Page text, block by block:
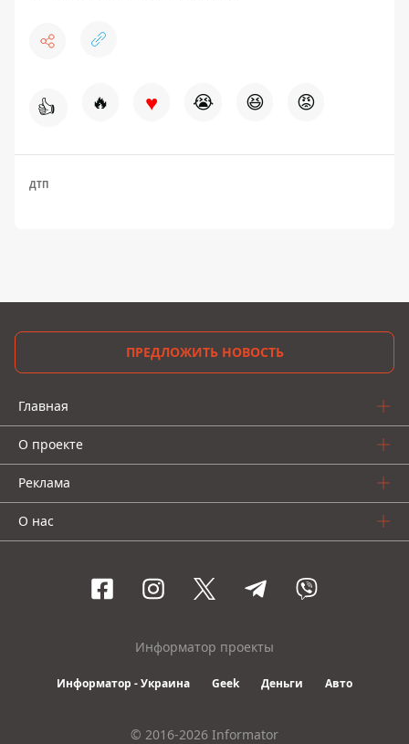
👍 🔥 ♥ 😭 😆 😡
ДТП
ПРЕДЛОЖИТЬ НОВОСТЬ
Главная
О проекте
Реклама
О нас
Информатор проекты
Информатор - Украина Geek Деньги Авто
© 2016-2026 Informator